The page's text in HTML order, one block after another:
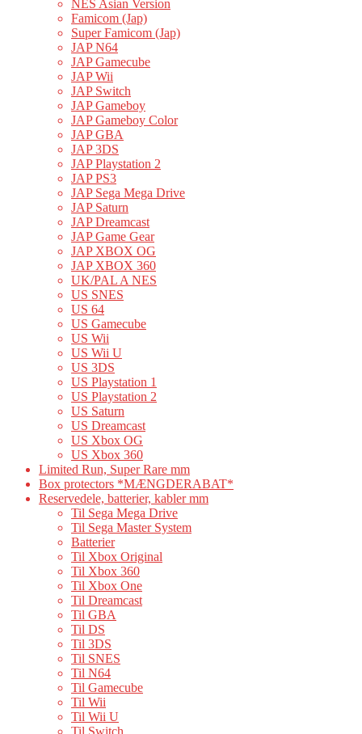
NES Asian Version
Famicom (Jap)
Super Famicom (Jap)
JAP N64
JAP Gamecube
JAP Wii
JAP Switch
JAP Gameboy
JAP Gameboy Color
JAP GBA
JAP 3DS
JAP Playstation 2
JAP PS3
JAP Sega Mega Drive
JAP Saturn
JAP Dreamcast
JAP Game Gear
JAP XBOX OG
JAP XBOX 360
UK/PAL A NES
US SNES
US 64
US Gamecube
US Wii
US Wii U
US 3DS
US Playstation 1
US Playstation 2
US Saturn
US Dreamcast
US Xbox OG
US Xbox 360
Limited Run, Super Rare mm
Box protectors *MÆNGDERABAT*
Reservedele, batterier, kabler mm
Til Sega Mega Drive
Til Sega Master System
Batterier
Til Xbox Original
Til Xbox 360
Til Xbox One
Til Dreamcast
Til GBA
Til DS
Til 3DS
Til SNES
Til N64
Til Gamecube
Til Wii
Til Wii U